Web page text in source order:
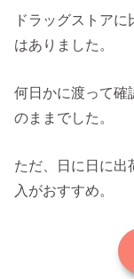
ドラッグストア
はありました。
何日かに渡って確
のままでした。
ただ、日に日に出
入がおすすめ。